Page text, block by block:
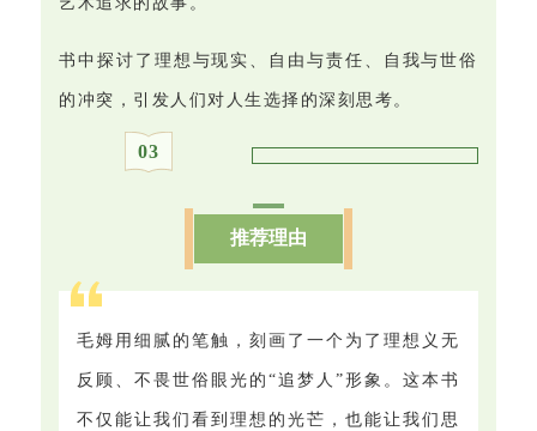
书中探讨了理想与现实、自由与责任、自我与世俗
的冲突，引发人们对人生选择的深刻思考。
03
推荐理由
毛姆用细腻的笔触，刻画了一个为了理想义无
反顾、不畏世俗眼光的“追梦人”形象。这本书
不仅能让我们看到理想的光芒，也能让我们思